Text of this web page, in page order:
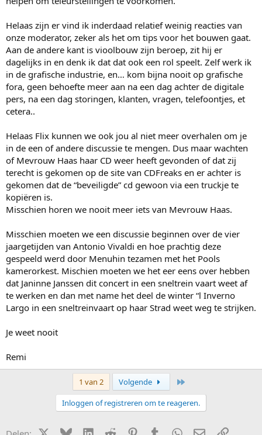
Helaas zijn er vind ik inderdaad relatief weinig reacties van
onze moderator, zeker als het om tips voor het bouwen gaat.
Aan de andere kant is vioolbouw zijn beroep, zit hij er
dagelijks in en denk ik dat dat ook een rol speelt. Zelf werk ik
in de grafische industrie, en… kom bijna nooit op grafische
fora, geen behoefte meer aan na een dag achter de digitale
pers, na een dag storingen, klanten, vragen, telefoontjes, et
cetera..
Helaas Flix kunnen we ook jou al niet meer overhalen om je
in de een of andere discussie te mengen. Dus maar wachten
of Mevrouw Haas haar CD weer heeft gevonden of dat zij
terecht is gekomen op de site van CDFreaks en er achter is
gekomen dat de “beveiligde” cd gewoon via een truckje te
kopiëren is.
Misschien horen we nooit meer iets van Mevrouw Haas.
Misschien moeten we een discussie beginnen over de vier
jaargetijden van Antonio Vivaldi en hoe prachtig deze
gespeeld werd door Menuhin tezamen met het Pools
kamerorkest. Mischien moeten we het eer eens over hebben
dat Janinne Janssen dit concert in een sneltrein vaart weet af
te werken en dan met name het deel de winter “l Inverno
Largo in een sneltreinvaart op haar Strad weet weg te strijken.
Je weet nooit
Remi
1 van 2 Volgende
Inloggen of registreren om te reageren.
X (Twitter)
BlueskyLinkedIn
Reddit PinterestTumblr WhatsApp
E-mailLink